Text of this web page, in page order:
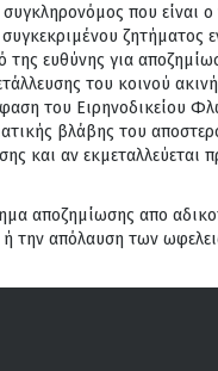
που είναι
ζητήματος
της ευθύνης για
του κοινού
του Ειρηνοδικείου
βλάβης του
και αν εκμεταλλεύεται
αποζημίωσης απο
την απόλαυση των